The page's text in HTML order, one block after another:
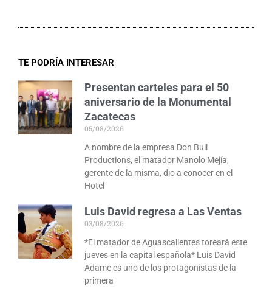
TE PODRÍA INTERESAR
Presentan carteles para el 50
aniversario de la Monumental
Zacatecas
05/08/2026
A nombre de la empresa Don Bull
Productions, el matador Manolo Mejía,
gerente de la misma, dio a conocer en el
Hotel
Luis David regresa a Las Ventas
03/08/2026
*El matador de Aguascalientes toreará este
jueves en la capital española* Luis David
Adame es uno de los protagonistas de la
primera